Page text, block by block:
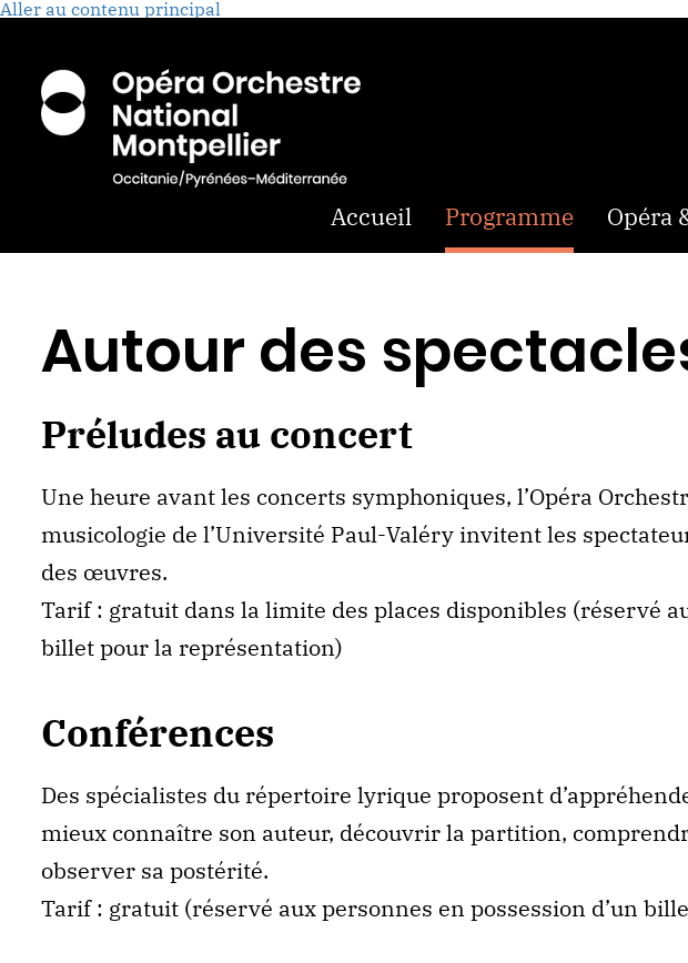
Aller au contenu principal
Accueil Programme Opéra
Autour des
Préludes au concert
Une heure avant les concerts symphoniques, l’Opéra
musicologie de l’Université Paul-Valéry invitent les
des œuvres.
Tarif : gratuit dans la limite des places disponibles (réservé
billet pour la représentation)
Conférences
Des spécialistes du répertoire lyrique proposent
mieux connaître son auteur, découvrir la partition,
observer sa postérité.
Tarif : gratuit (réservé aux personnes en possession d’un